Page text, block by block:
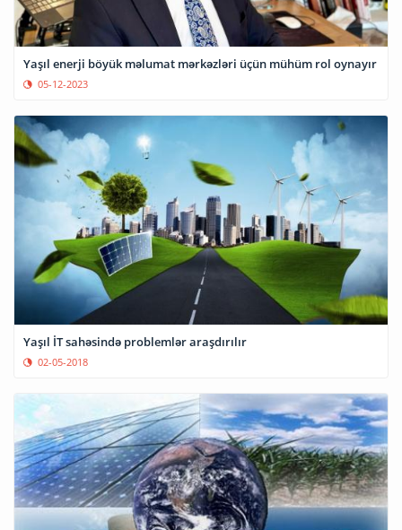
Yaşıl enerji böyük məlumat mərkəzləri üçün mühüm rol oynayır
05-12-2023
Yaşıl İT sahəsində problemlər araşdırılır
02-05-2018